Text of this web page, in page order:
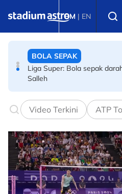
BM | EN
Liga Super: Bola sepak
SUKAN ASIA
Dari Benut ke Aichi dan
Video Terkini ATP